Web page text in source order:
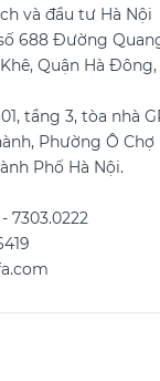
và đầu tư Hà Nội
688 Đường
Quận Hà Đông,
tầng 3, tòa nhà
Phường Ô Chợ
Phố Hà Nội.
7303.0222